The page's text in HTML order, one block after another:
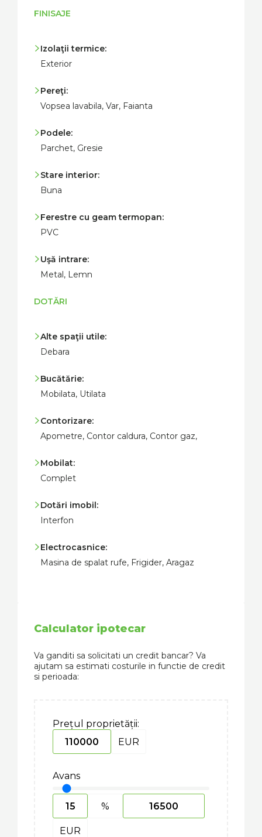
FINISAJE
Izolaţii termice:
Exterior
Pereţi:
Vopsea lavabila, Var, Faianta
Podele:
Parchet, Gresie
Stare interior:
Buna
Ferestre cu geam termopan:
PVC
Uşă intrare:
Metal, Lemn
DOTĂRI
Alte spaţii utile:
Debara
Bucătărie:
Mobilata, Utilata
Contorizare:
Apometre, Contor caldura, Contor gaz,
Mobilat:
Complet
Dotări imobil:
Interfon
Electrocasnice:
Masina de spalat rufe, Frigider, Aragaz
Calculator ipotecar
Va ganditi sa solicitati un credit bancar? Va
ajutam sa estimati costurile in functie de credit
si perioada:
Prețul proprietății:
EUR
Avans
%
EUR